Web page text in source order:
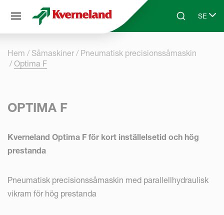
Skip to main contentSearchSE
Select
Hem Såmaskiner
Pneumatisk precisionssåmaskin
Optima F
OPTIMA F
Kverneland Optima F för kort inställelsetid och hög
prestanda
Pneumatisk precisionssåmaskin med parallellhydraulisk
vikram för hög prestanda
Cookie- hanteringspanel